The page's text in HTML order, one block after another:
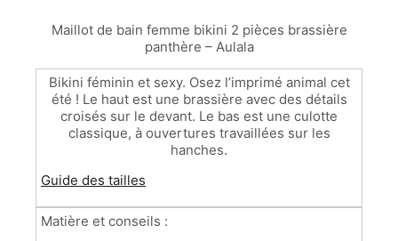
Maillot de bain femme bikini 2 pièces brassière
panthère – Aulala
Bikini féminin et sexy. Osez l’imprimé animal cet
été ! Le haut est une brassière avec des détails
croisés sur le devant. Le bas est une culotte
classique, à ouvertures travaillées sur les
hanches.
Guide des tailles
Matière et conseils :